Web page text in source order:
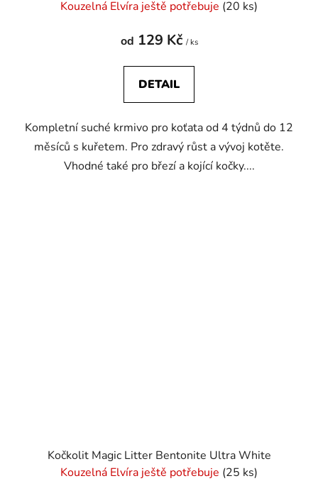
Kouzelná Elvíra ještě potřebuje (20 ks)
od 129 Kč / ks
DETAIL
Kompletní suché krmivo pro koťata od 4 týdnů do 12
měsíců s kuřetem. Pro zdravý růst a vývoj kotěte.
Vhodné také pro březí a kojící kočky....
Kočkolit Magic Litter Bentonite Ultra White
Kouzelná Elvíra ještě potřebuje (25 ks)